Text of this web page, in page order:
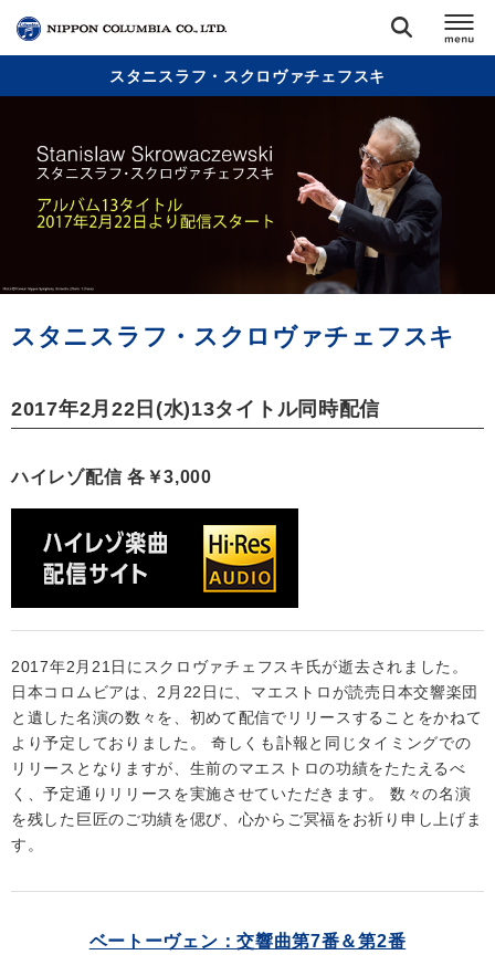
閉じる
リリース
アーティスト
ランキング
オーディション
直営ショップ
会社情報
サイトマップ
お問い合わせ
閉じる
スタニスラフ・スクロヴァチェフスキ
スタニスラフ・スクロヴァチェフスキ
2017年2月22日(水)13タイトル同時配信
ハイレゾ配信 各￥3,000
2017年2月21日にスクロヴァチェフスキ氏が逝去されました。
日本コロムビアは、2月22日に、マエストロが読売日本交響楽団
と遺した名演の数々を、初めて配信でリリースすることをかねて
より予定しておりました。 奇しくも訃報と同じタイミングでの
リリースとなりますが、生前のマエストロの功績をたたえるべ
く、予定通りリリースを実施させていただきます。 数々の名演
を残した巨匠のご功績を偲び、心からご冥福をお祈り申し上げま
す。
ベートーヴェン：交響曲第7番＆第2番